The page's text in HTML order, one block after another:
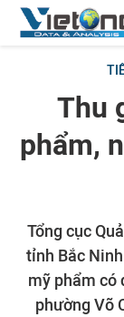
Thu
phẩm,
Tổng cục
tỉnh Bắc
mỹ phẩm có
phường Võ